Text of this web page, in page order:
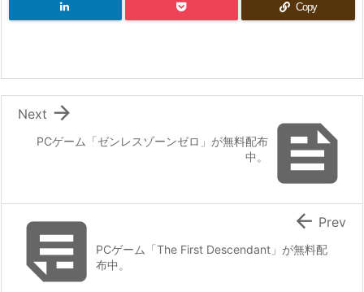
Copy

PCゲーム「ゼンレスゾーンゼロ」が無料配布
中。

Next
PCゲーム「The First Descendant」が無料配
布中。
 Prev